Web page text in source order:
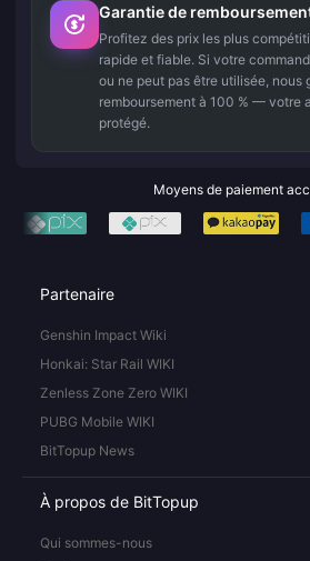
Garantie de
Profitez des prix les plus
rapide et fiable. Si votre
ou ne peut pas être utilisée, nous
remboursement à 100 % — votre
protégé.
Moyens de paiement
Partenaire
Genshin Impact Wiki
Honkai: Star Rail WIKI
Zenless Zone Zero WIKI
PUBG Mobile WIKI
BitTopup News
À propos de BitTopup
Qui sommes-nous